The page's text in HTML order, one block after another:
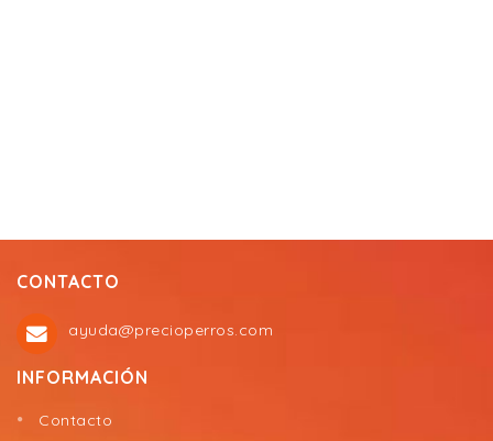
CONTACTO
ayuda@precioperros.com
INFORMACIÓN
Contacto